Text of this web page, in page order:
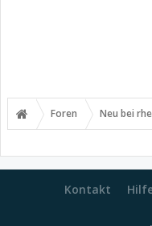
Foren Neu bei
Kontakt